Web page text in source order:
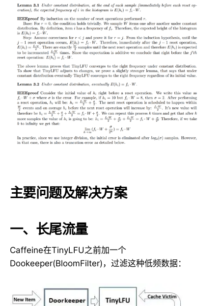
主要问题及解决方案
一、长尾流量
Caffeine在TinyLFU之前加一个
Dookeeper(BloomFilter)，过滤这种低频数据：